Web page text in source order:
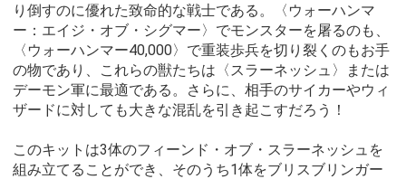
り倒すのに優れた致命的な戦士である。〈ウォーハンマ
ー：エイジ・オブ・シグマー〉でモンスターを屠るのも、
〈ウォーハンマー40,000〉で重装歩兵を切り裂くのもお手
の物であり、これらの獣たちは〈スラーネッシュ〉または
デーモン軍に最適である。さらに、相手のサイカーやウィ
ザードに対しても大きな混乱を引き起こすだろう！
このキットは3体のフィーンド・オブ・スラーネッシュを
組み立てることができ、そのうち1体をブリスブリンガー